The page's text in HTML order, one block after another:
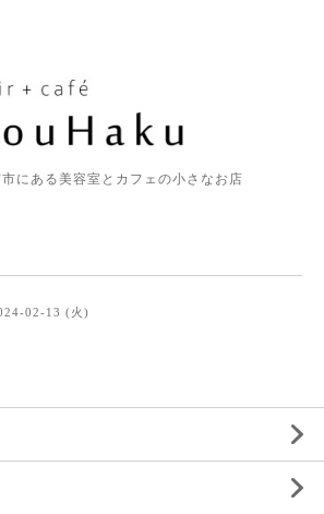
にある美容室とカフェの小さなお店
02-13 (火)